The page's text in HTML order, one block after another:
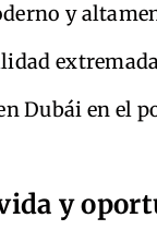
y
Dubái en el
y